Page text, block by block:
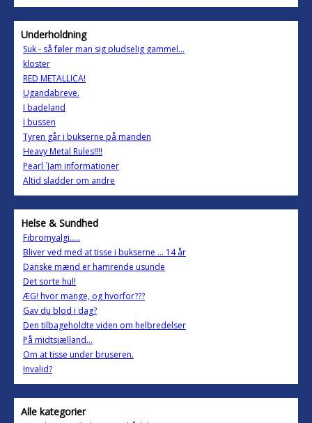
Underholdning
Suk - så føler man sig pludselig gammel...
kloster
RED METALLICA!
Ugandabreve.
I badeland
I bussen
Tyren går i bukserne på manden
Heavy Metal Rules!!!!
Pearl ´Jam informationer
Altid sladder om andre
Helse & Sundhed
Fibromyalgi.....
Bliver ved med at tisse i bukserne ... 14 år
Danske mænd er hamrende usunde
Det sorte hul!
ÆG! hvor mange, og hvorfor???
Gav du blod i dag?
Den tilbageholdte viden om helbredelser
På midtsjælland...
Om at tisse under bruseren.
Invalid?
Alle kategorier